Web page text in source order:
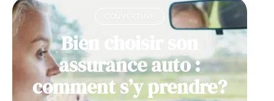
Bien choisir son
assurance auto :
comment s’y prendre?